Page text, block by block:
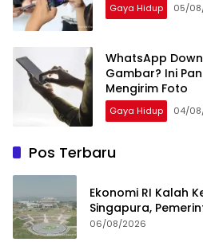
Gaya Hidup 05/
WhatsApp
Gambar? Ini
Mengirim Foto
Gaya Hidup 04/
Pos Terbaru
Ekonomi RI Kalah
Singapura,
Investasi
06/08/2026